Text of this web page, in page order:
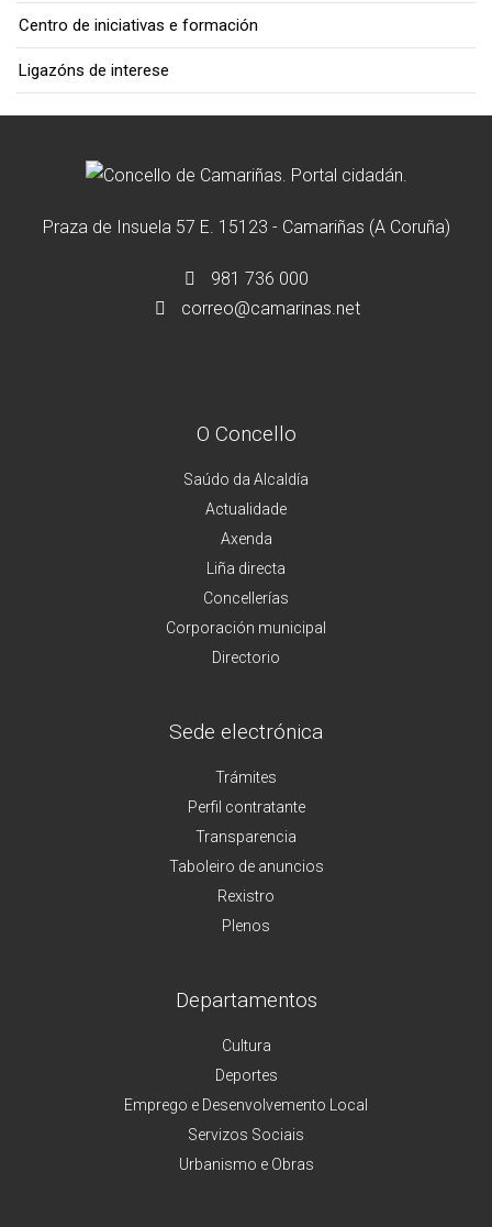
Centro de iniciativas e formación
Ligazóns de interese
Praza de Insuela 57 E. 15123 - Camariñas (A Coruña)
981 736 000
correo@camarinas.net
O Concello
Saúdo da Alcaldía
Actualidade
Axenda
Liña directa
Concellerías
Corporación municipal
Directorio
Sede electrónica
Trámites
Perfil contratante
Transparencia
Taboleiro de anuncios
Rexistro
Plenos
Departamentos
Cultura
Deportes
Emprego e Desenvolvemento Local
Servizos Sociais
Urbanismo e Obras